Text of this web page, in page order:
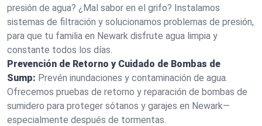
presión de agua? ¿Mal sabor en el grifo? Instalamos
sistemas de filtración y solucionamos problemas de presión,
para que tu familia en Newark disfrute agua limpia y
constante todos los días.
Prevención de Retorno y Cuidado de Bombas de
Sump: Prevén inundaciones y contaminación de agua.
Ofrecemos pruebas de retorno y reparación de bombas de
sumidero para proteger sótanos y garajes en Newark—
especialmente después de tormentas.